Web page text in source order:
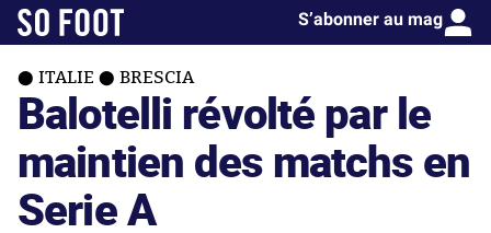
S’abonner au mag
ITALIE BRESCIA
Balotelli révolté par le
maintien des matchs en
Serie A